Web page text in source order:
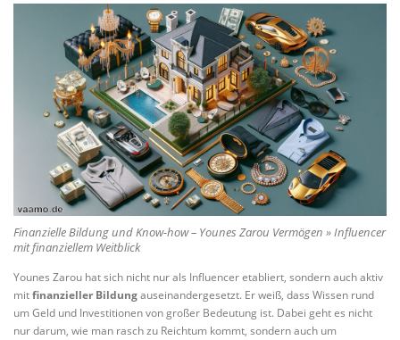
Finanzielle Bildung und Know-how – Younes Zarou Vermögen » Influencer
mit finanziellem Weitblick
Younes Zarou hat sich nicht nur als Influencer etabliert, sondern auch aktiv
mitfinanzieller Bildungauseinandergesetzt. Er weiß, dass Wissen rund
um Geld und Investitionen von großer Bedeutung ist. Dabei geht es nicht
nur darum, wie man rasch zu Reichtum kommt, sondern auch um